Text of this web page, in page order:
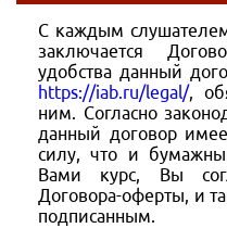
С каждым
заключается
удобства данный
https://iab.ru/legal/,
ним. Согласно
данный договор
силу, что и
Вами курс, Вы
Договора-оферты, и
подписанным.